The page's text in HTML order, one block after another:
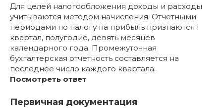
Для целей налогообложения доходы и расходы
учитываются методом начисления. Отчетными
периодами по налогу на прибыль признаются I
квартал, полугодие, девять месяцев
календарного года. Промежуточная
бухгалтерская отчетность составляется на
последнее число каждого квартала.
Посмотреть ответ
Первичная документация